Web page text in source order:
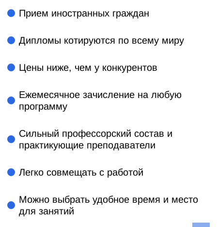
Прием иностранных граждан
Дипломы котируются по всему миру
Цены ниже, чем у конкурентов
Ежемесячное зачисление на любую
программу
Сильный профессорский состав и
практикующие преподаватели
Легко совмещать с работой
Можно выбрать удобное время и место
для занятий